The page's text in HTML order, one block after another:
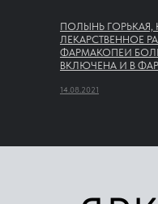
14.08.2021
ПОЛЫНЬ ГОРЬКАЯ,
ЛЕКАРСТВЕННОЕ
ФАРМАКОПЕИ
ВКЛЮЧЕНА И В